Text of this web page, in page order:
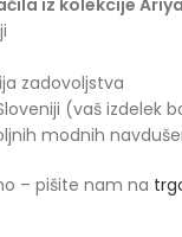
iz kolekcije
zadovoljstva
(vaš izdelek
modnih
– pišite nam na